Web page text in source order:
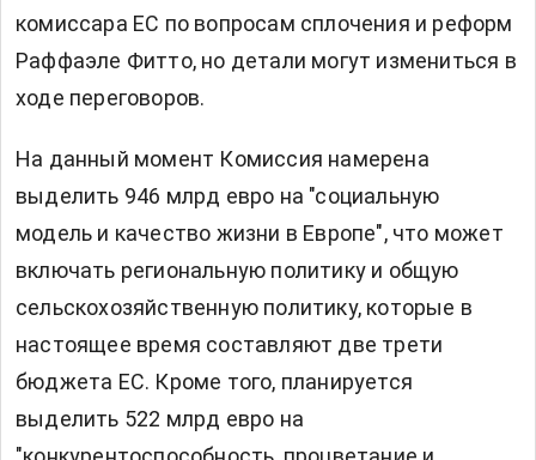
комиссара ЕС по вопросам сплочения и реформ
Раффаэле Фитто, но детали могут измениться в
ходе переговоров.
На данный момент Комиссия намерена
выделить 946 млрд евро на "социальную
модель и качество жизни в Европе", что может
включать региональную политику и общую
сельскохозяйственную политику, которые в
настоящее время составляют две трети
бюджета ЕС. Кроме того, планируется
выделить 522 млрд евро на